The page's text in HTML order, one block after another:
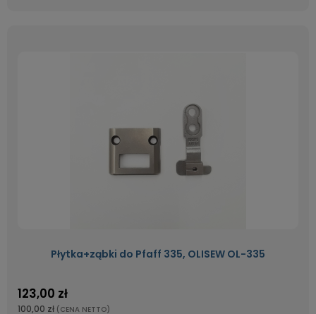
Płytka+ząbki do Pfaff 335, OLISEW OL-335
123,00 zł
100,00 zł (CENA NETTO)